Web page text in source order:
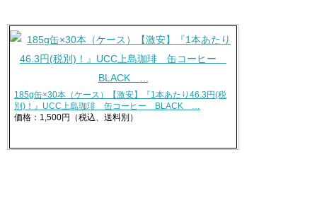
185g缶×30本（ケース）【激安】『1本あたり46.3円(税
別)！』UCC上島珈琲 缶コーヒー BLACK …
価格：1,500円（税込、送料別）